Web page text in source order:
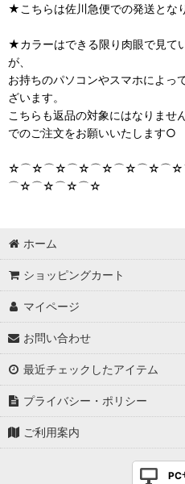
★こちらは佐川急便での発送とな
★カラーはできる限り肉眼で見て
が、
お持ちのパソコンやスマホによっ
ざいます。
こちらも返品の対象にはなりませ
でのご注文をお願いいたします○
⌒☆⌒☆⌒☆⌒☆
ホーム
ショッピングカート
マイページ
お問い合わせ
最近チェックしたアイテム
プライバシー・ポリシー
ご利用案内
PC